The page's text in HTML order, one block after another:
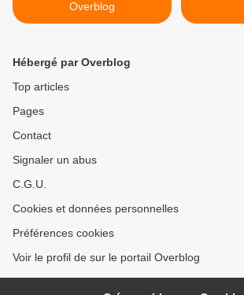
Overblog
Hébergé par Overblog
Top articles
Pages
Contact
Signaler un abus
C.G.U.
Cookies et données personnelles
Préférences cookies
Voir le profil de sur le portail Overblog